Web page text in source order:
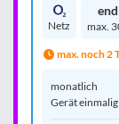
Netz max.
max. noch 2
monatlich
Gerät einmalig